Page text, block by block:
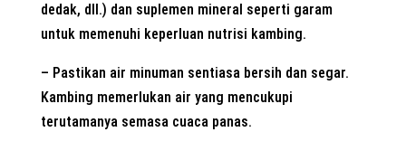
dedak, dll.) dan suplemen mineral seperti garam
untuk memenuhi keperluan nutrisi kambing.
– Pastikan air minuman sentiasa bersih dan segar.
Kambing memerlukan air yang mencukupi
terutamanya semasa cuaca panas.